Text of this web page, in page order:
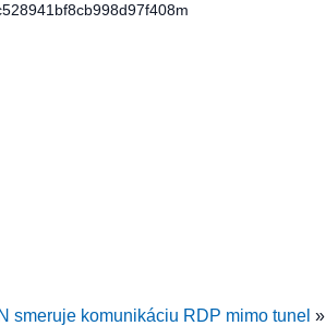
smeruje komunikáciu RDP mimo tunel »